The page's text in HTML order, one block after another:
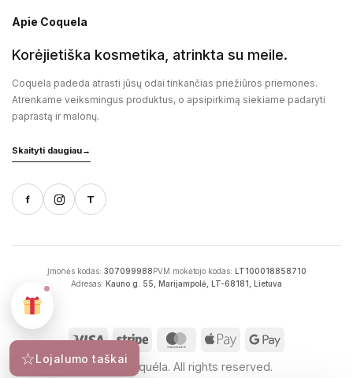
Apie Coquela
Korėjietiška kosmetika, atrinkta su meile.
Coquela padeda atrasti jūsų odai tinkančias priežiūros priemones.
Atrenkame veiksmingus produktus, o apsipirkimą siekiame padaryti
paprastą ir malonų.
Skaityti daugiau→
f T
Įmonės kodas: 307099988PVM mokėtojo kodas: LT100018858710
Adresas: Kauno g. 55, Marijampolė, LT-68181, Lietuva
2026 © Coquéla. All rights reserved.
☆Lojalumo taškai